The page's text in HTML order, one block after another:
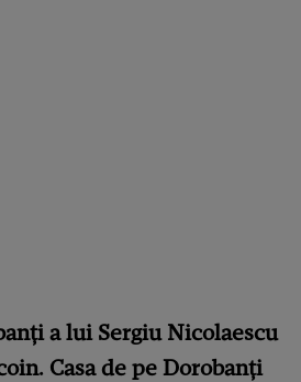
a lui Sergiu Nicolaescu
Casa de pe Dorobanți